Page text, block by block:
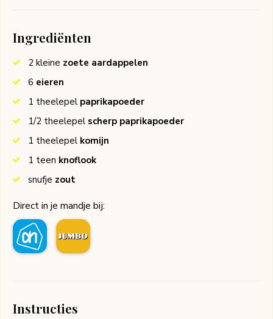
Ingrediënten
2 kleine zoete aardappelen
6 eieren
1 theelepel paprikapoeder
1/2 theelepel scherp paprikapoeder
1 theelepel komijn
1 teen knoflook
snufje zout
Direct in je mandje bij:
Instructies